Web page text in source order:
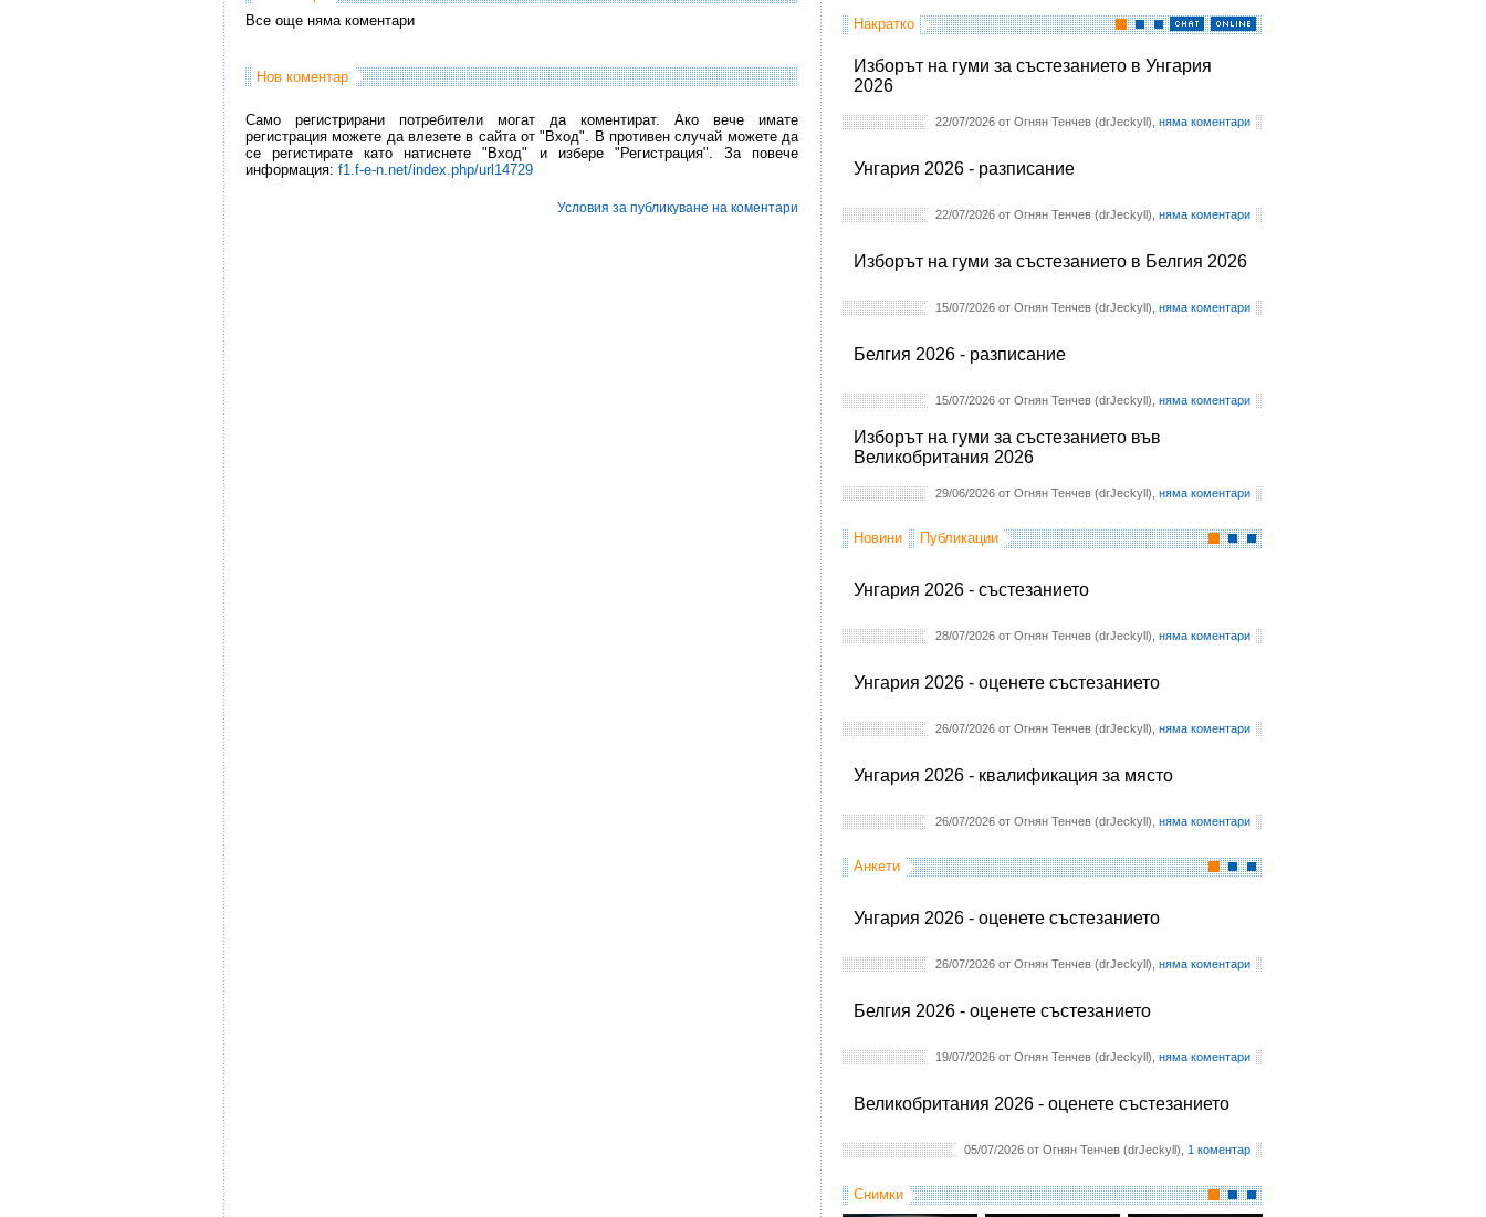
Накратко
Изборът на гуми за състезанието в Унгария
2026
22/07/2026 от Огнян Тенчев (drJeckyll), няма коментари
Унгария 2026 - разписание
22/07/2026 от Огнян Тенчев (drJeckyll), няма коментари
Изборът на гуми за състезанието в Белгия 2026
15/07/2026 от Огнян Тенчев (drJeckyll), няма коментари
Белгия 2026 - разписание
15/07/2026 от Огнян Тенчев (drJeckyll), няма коментари
Изборът на гуми за състезанието във
Великобритания 2026
29/06/2026 от Огнян Тенчев (drJeckyll), няма коментари
Новини Публикации
Унгария 2026 - състезанието
28/07/2026 от Огнян Тенчев (drJeckyll), няма коментари
Унгария 2026 - оценете състезанието
26/07/2026 от Огнян Тенчев (drJeckyll), няма коментари
Унгария 2026 - квалификация за място
26/07/2026 от Огнян Тенчев (drJeckyll), няма коментари
Анкети
Унгария 2026 - оценете състезанието
26/07/2026 от Огнян Тенчев (drJeckyll), няма коментари
Белгия 2026 - оценете състезанието
19/07/2026 от Огнян Тенчев (drJeckyll), няма коментари
Великобритания 2026 - оценете състезанието
05/07/2026 от Огнян Тенчев (drJeckyll), 1 коментар
Снимки
Все още няма коментари
Нов коментар
Само регистрирани потребители могат да коментират. Ако вече имате
регистрация можете да влезете в сайта от "Вход". В противен случай можете да
се регистирате като натиснете "Вход" и избере "Регистрация". За повече
информация: f1.f-e-n.net/index.php/url14729
Условия за публикуване на коментари